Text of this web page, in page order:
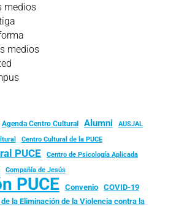
medios
medios
Agenda Centro Cultural Alumni
AUSJAL
Centro Cultural de la PUCE
PUCE Centro de Psicología Aplicada
Compañía de Jesús
PUCE Convenio
COVID-19
la Eliminación de la Violencia contra la